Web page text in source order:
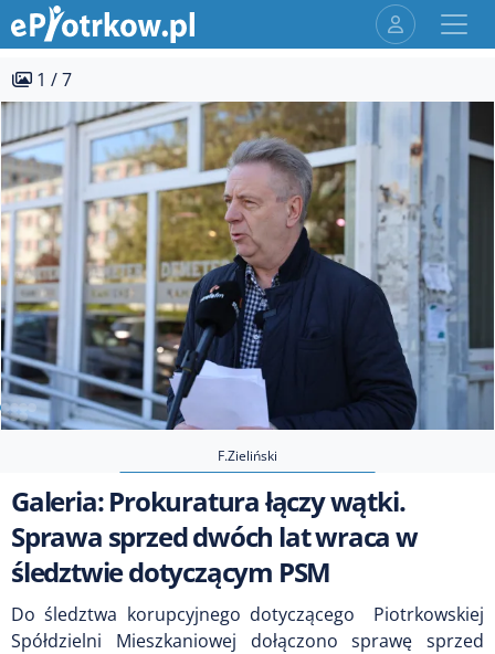
1 / 7
F.Zieliński
Galeria: Prokuratura łączy wątki.
Sprawa sprzed dwóch lat wraca w
śledztwie dotyczącym PSM
Do śledztwa korupcyjnego dotyczącego Piotrkowskiej
Spółdzielni Mieszkaniowej dołączono sprawę sprzed